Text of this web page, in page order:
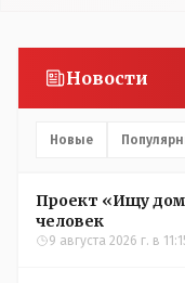
Новости
Новые
Проект «Ищу
человек
9 августа 2026 г. в